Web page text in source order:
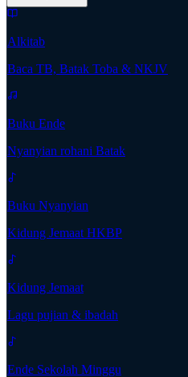
Alkitab
Baca TB, Batak Toba & NKJV
Buku Ende
Nyanyian rohani Batak
Buku Nyanyian
Kidung Jemaat HKBP
Kidung Jemaat
Lagu pujian & ibadah
Ende Sekolah Minggu